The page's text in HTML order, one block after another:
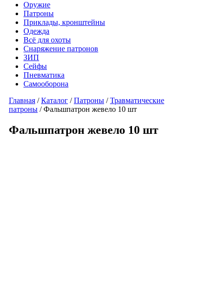
Оружие
Патроны
Приклады, кронштейны
Одежда
Всё для охоты
Снаряжение патронов
ЗИП
Сейфы
Пневматика
Самооборона
Главная /Каталог /Патроны /Травматические
патроны / Фальшпатрон жевело 10 шт
Фальшпатрон жевело 10 шт